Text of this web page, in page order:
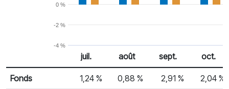
-4 %
-2 %
0 %
Rendement mensuel
% Rendement
juil. août sept. oct.
Fonds 1,24 % 0,88 % 2,91 % 2,04 %